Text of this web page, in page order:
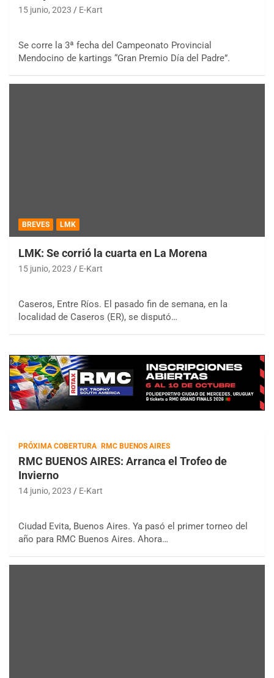
15 junio, 2023 E-Kart
Se corre la 3ª fecha del Campeonato Provincial
Mendocino de kartings “Gran Premio Día del Padre”.
BREVES LMK
LMK: Se corrió la cuarta en La Morena
15 junio, 2023 E-Kart
Caseros, Entre Ríos. El pasado fin de semana, en la
localidad de Caseros (ER), se disputó…
PRÓXIMA COBERTURA RMC BUENOS AIRES
RMC BUENOS AIRES: Arranca el Trofeo de
Invierno
14 junio, 2023 E-Kart
Ciudad Evita, Buenos Aires. Ya pasó el primer torneo del
año para RMC Buenos Aires. Ahora…